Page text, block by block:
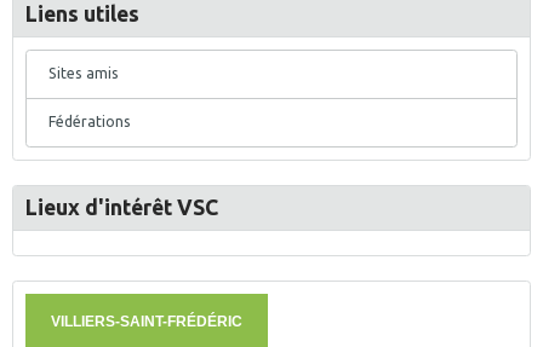
Liens utiles
Sites amis
Fédérations
Lieux d'intérêt VSC